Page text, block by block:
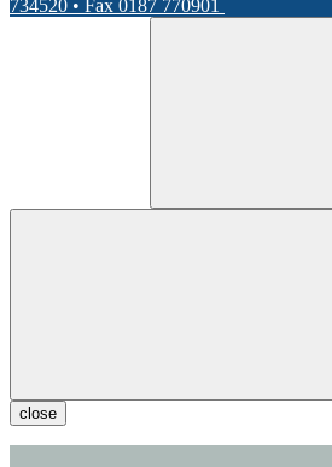
734520 • Fax 0187 770901
close